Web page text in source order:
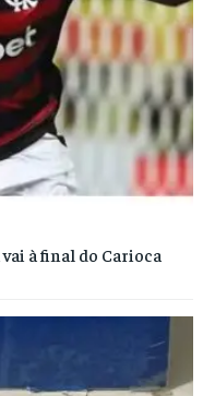
à final do Carioca